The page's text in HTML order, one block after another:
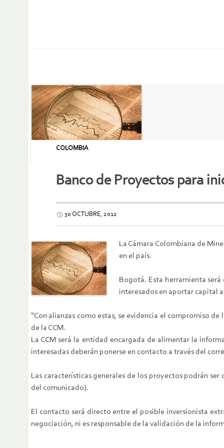
COLOMBIA
Banco de Proyectos para
30 OCTUBRE, 2012
La Cámara Colombiana de
en el país.
Bogotá. Esta herramienta
interesados en aportar capital
“Con alianzas como estas, se evidencia el compromiso
de la CCM.
La CCM será la entidad encargada de alimentar la
interesadas deberán ponerse en contacto a través del
Las características generales de los proyectos podrán
del comunicado).
El contacto será directo entre el posible inversionista
negociación, ni es responsable de la validación de la